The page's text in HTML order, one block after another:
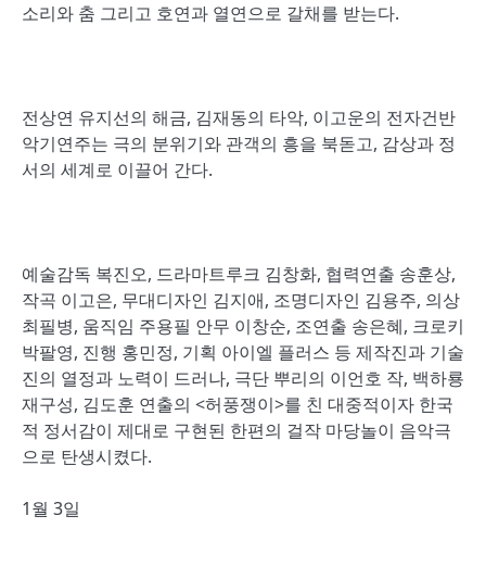
소리와 춤 그리고 호연과 열연으로 갈채를 받는다.
전상연 유지선의 해금, 김재동의 타악, 이고운의 전자건반
악기연주는 극의 분위기와 관객의 흥을 북돋고, 감상과 정
서의 세계로 이끌어 간다.
예술감독 복진오, 드라마트루크 김창화, 협력연출 송훈상,
작곡 이고은, 무대디자인 김지애, 조명디자인 김용주, 의상
최필병, 움직임 주용필 안무 이창순, 조연출 송은혜, 크로키
박팔영, 진행 홍민정, 기획 아이엘 플러스 등 제작진과 기술
진의 열정과 노력이 드러나, 극단 뿌리의 이언호 작, 백하룡
재구성, 김도훈 연출의 <허풍쟁이>를 친 대중적이자 한국
적 정서감이 제대로 구현된 한편의 걸작 마당놀이 음악극
으로 탄생시켰다.
1월 3일